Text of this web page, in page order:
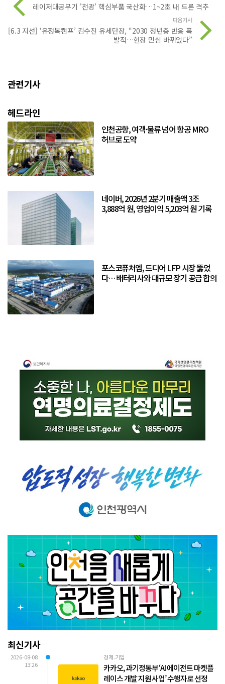
레이저대공무기 '천광' 핵심부품 국산화…1~2초 내 드론 격추
다음기사
[6.3 지선] ‘유정복캠프’ 김수진 유세단장, “2030 청년층 반응 폭
발적…현장 민심 바뀌었다”
관련기사
헤드라인
인천공항, 여객·물류 넘어 항공 MRO
허브로 도약
네이버, 2026년 2분기 매출액 3조
3,888억 원, 영업이익 5,203억 원 기록
포스코퓨처엠, 드디어 LFP 시장 뚫었
다… 배터리사와 대규모 장기 공급 합의
최신기사
2026-08-08
13:26
경제.기업
카카오, 과기정통부 ‘AI 에이전트 마켓플
레이스 개발 지원 사업’ 수행자로 선정